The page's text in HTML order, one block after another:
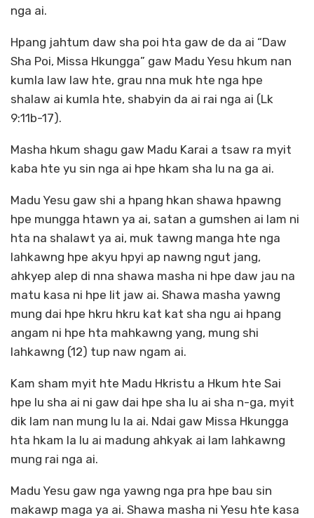
nga ai.
Hpang jahtum daw sha poi hta gaw de da ai “Daw
Sha Poi, Missa Hkungga” gaw Madu Yesu hkum nan
kumla law law hte, grau nna muk hte nga hpe
shalaw ai kumla hte, shabyin da ai rai nga ai (Lk
9:11b-17).
Masha hkum shagu gaw Madu Karai a tsaw ra myit
kaba hte yu sin nga ai hpe hkam sha lu na ga ai.
Madu Yesu gaw shi a hpang hkan shawa hpawng
hpe mungga htawn ya ai, satan a gumshen ai lam ni
hta na shalawt ya ai, muk tawng manga hte nga
lahkawng hpe akyu hpyi ap nawng ngut jang,
ahkyep alep di nna shawa masha ni hpe daw jau na
matu kasa ni hpe lit jaw ai. Shawa masha yawng
mung dai hpe hkru hkru kat kat sha ngu ai hpang
angam ni hpe hta mahkawng yang, mung shi
lahkawng (12) tup naw ngam ai.
Kam sham myit hte Madu Hkristu a Hkum hte Sai
hpe lu sha ai ni gaw dai hpe sha lu ai sha n-ga, myit
dik lam nan mung lu la ai. Ndai gaw Missa Hkungga
hta hkam la lu ai madung ahkyak ai lam lahkawng
mung rai nga ai.
Madu Yesu gaw nga yawng nga pra hpe bau sin
makawp maga ya ai. Shawa masha ni Yesu hte kasa